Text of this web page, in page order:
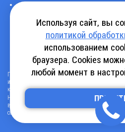
поставить прямую активную гиперссылку
системами, т.е. запрещено применять
способы, нельзя использовать редирект в
все ссылки, имеющиеся в тексте
виде и быть прямыми и активными;
в случае регулярного использования
активная ссылка на ресурс должна быть
сайта (в любом видимом месте).
Посетителям сайта разрешается копировать/
информацию: бланки, анкеты, каталоги,
контактные телефоны и контактную
Нарушение вышеуказанных положений
влечет наступление гражданской,
соответствии с действующим
Используя сайт, вы
политикой
использованием
браузера. Cookies
любой момент в